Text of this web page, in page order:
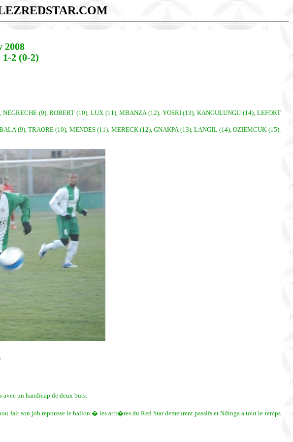
2008
2 (0-2)
(9), ROBERT (10), LUX (11), MBANZA (12), YOSRI (13), KANGULUNGU (14), LEFORT
(9), TRAORE (10), MENDES (11). MERECK (12), GNAKPA (13), LANGIL (14), OZIEMCUK (15).
un handicap de deux buts.
son job repousse le ballon � les arri�res du Red Star demeurent passifs et Ndinga a tout le temps